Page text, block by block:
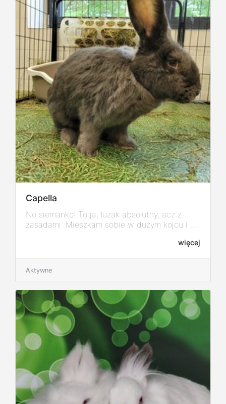
Capella
No siemanko! To ja, luzak absolutny, acz z
zasadami. Mieszkam sobie w dużym kojcu i ...
więcej
Aktywne